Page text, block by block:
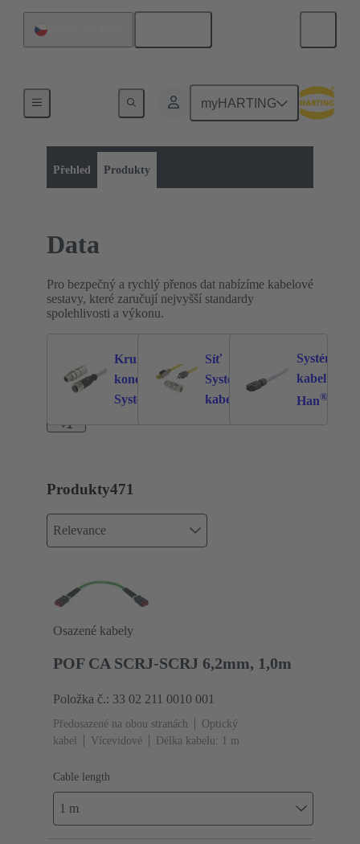
myHARTING
Přehled Produkty
Data
Data
Pro bezpečný a rychlý přenos dat nabízíme kabelové
sestavy, které zaručují nejvyšší standardy
spolehlivosti a výkonu.
Kruhové
konektory
Systémová
210
Síť
Systémová
kabeláž
244
Systémový
kabel
Han®
+1
Produkty471
Relevance
Osazené kabely
POF CA SCRJ-SCRJ 6,2mm, 1,0m
Položka č.: 33 02 211 0010 001
Předosazené na obou stranách
Optický
kabel
Vícevidové Délka kabelu: 1 m
Cable length
1 m